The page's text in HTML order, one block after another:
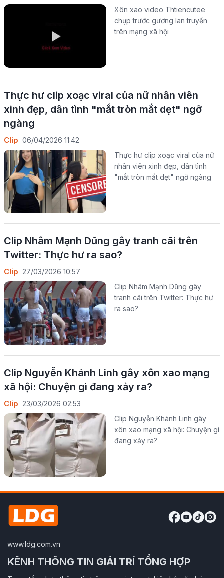
Xôn xao video Thtiencutee
chụp trước gương lan truyền
trên mạng xã hội
Thực hư clip xoạc viral của nữ nhân viên
xinh đẹp, dân tình "mắt tròn mắt dẹt" ngỡ
ngàng
Clip 06/04/2026 11:42
Thực hư clip xoạc viral của nữ
nhân viên xinh đẹp, dân tình
"mắt tròn mắt dẹt" ngỡ ngàng
Clip Nhâm Mạnh Dũng gây tranh cãi trên
Twitter: Thực hư ra sao?
Clip 27/03/2026 10:57
Clip Nhâm Mạnh Dũng gây
tranh cãi trên Twitter: Thực hư
ra sao?
Clip Nguyễn Khánh Linh gây xôn xao mạng
xã hội: Chuyện gì đang xảy ra?
Clip 23/03/2026 02:53
Clip Nguyễn Khánh Linh gây
xôn xao mạng xã hội: Chuyện gì
đang xảy ra?
www.ldg.com.vn
KÊNH THÔNG TIN GIẢI TRÍ TỔNG HỢP